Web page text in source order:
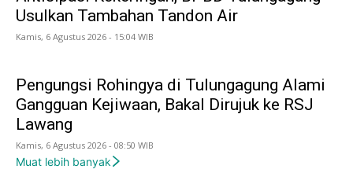
Usulkan Tambahan Tandon Air
Kamis, 6 Agustus 2026 - 15:04 WIB
Pengungsi Rohingya di Tulungagung Alami
Gangguan Kejiwaan, Bakal Dirujuk ke RSJ
Lawang
Kamis, 6 Agustus 2026 - 08:50 WIB
Muat lebih banyak